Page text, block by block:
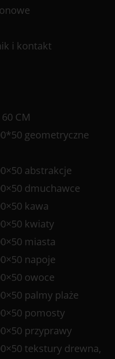
i kontakt
CM
geometryczne
abstrakcje
dmuchawce
kawa
kwiaty
miasta
napoje
owoce
palmy plaże
pomosty
przyprawy
tekstury drewna,